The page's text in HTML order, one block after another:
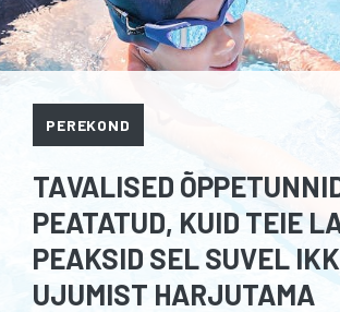
PEREKOND
TAVALISED
PEATATUD, KUID TEIE
PEAKSID SEL SUVEL
UJUMIST HARJUTAMA